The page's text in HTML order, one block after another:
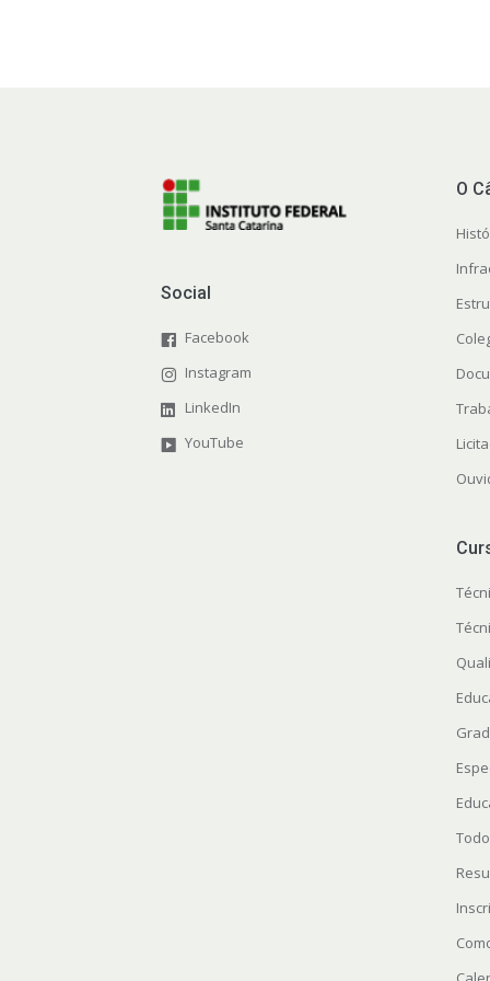
Social
Facebook
Instagram
LinkedIn
YouTube
O